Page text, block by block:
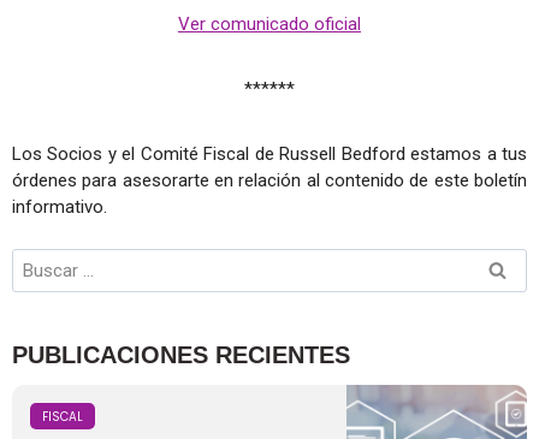
Ver comunicado oficial
******
Los Socios y el Comité Fiscal de Russell Bedford estamos a tus
órdenes para asesorarte en relación al contenido de este boletín
informativo.
PUBLICACIONES RECIENTES
FISCAL